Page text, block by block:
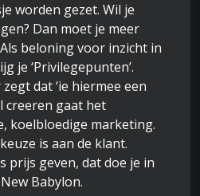
worden gezet. Wil je
Dan moet je meer
beloning voor inzicht in
je ‘Privilegepunten’.
dat ‘ie hiermee een
creeren gaat het
koelbloedige marketing.
is aan de klant.
prijs geven, dat doe je in
Babylon.